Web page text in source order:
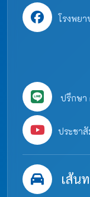
โรงพย
ปรึกษา
ประชา
เส้น